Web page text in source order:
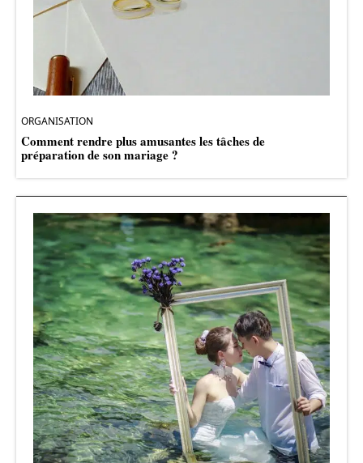
ORGANISATION
Comment rendre plus amusantes les tâches de
préparation de son mariage ?